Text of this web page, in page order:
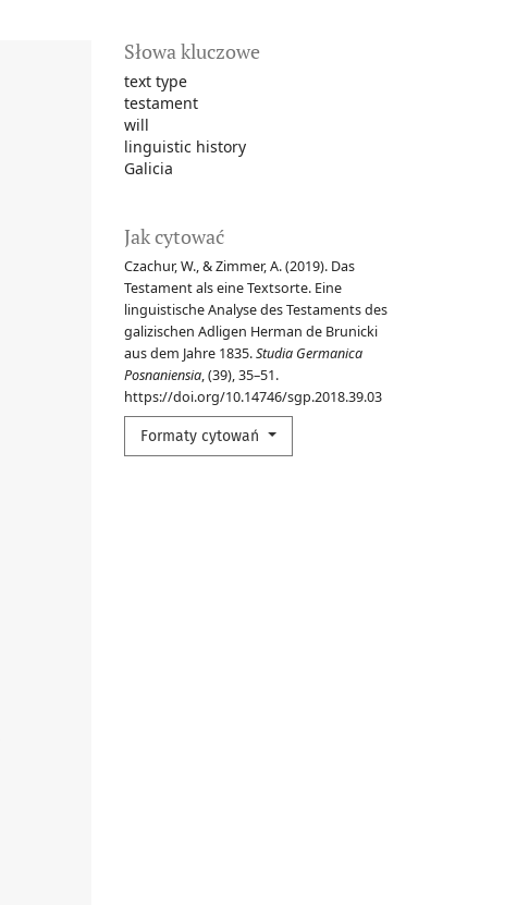
Słowa kluczowe
text type
testament
will
linguistic history
Galicia
Jak cytować
Czachur, W., & Zimmer, A. (2019). Das
Testament als eine Textsorte. Eine
linguistische Analyse des Testaments des
galizischen Adligen Herman de Brunicki
aus dem Jahre 1835.Studia Germanica
Posnaniensia, (39), 35–51.
https://doi.org/10.14746/sgp.2018.39.03
Formaty cytowań